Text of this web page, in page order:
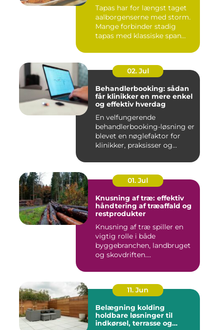
Tapas har for længst taget
aalborgenserne med storm.
Mange forbinder stadig
tapas med klassiske span...
02. Jul
Behandlerbooking: sådan
får klinikker en mere enkel
og effektiv hverdag
En velfungerende
behandlerbooking-løsning er
blevet en nøglefaktor for
klinikker, praksisser og
01. Jul
Knusning af træ: effektiv
håndtering af træaffald og
restprodukter
Knusning af træ spiller en
vigtig rolle i både
byggebranchen, landbruget
og skovdriften....
11. Jun
Belægning kolding
holdbare løsninger til
indkørsel, terrasse og